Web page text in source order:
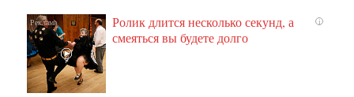
i
Ролик длится несколько секунд, а
смеяться вы будете долго